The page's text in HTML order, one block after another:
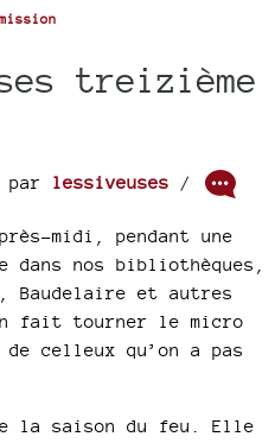
treizième
par lessiveuses /
midi, pendant une
dans nos bibliothèques,
Baudelaire et autres
fait tourner le micro
celleux qu’on a pas
la saison du feu. Elle